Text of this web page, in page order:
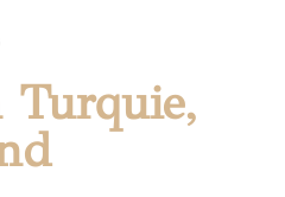
Turquie,